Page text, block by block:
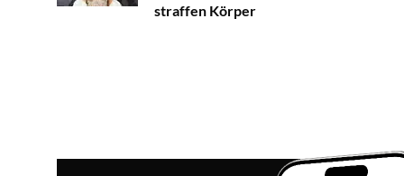
straffen Körper